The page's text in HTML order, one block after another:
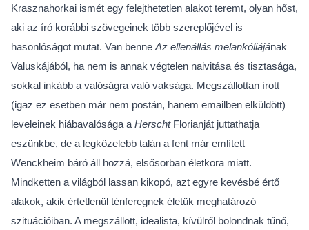
Krasznahorkai ismét egy felejthetetlen alakot teremt, olyan hőst,
aki az író korábbi szövegeinek több szereplőjével is
hasonlóságot mutat. Van benne Az ellenállás melankóliájának
Valuskájából, ha nem is annak végtelen naivitása és tisztasága,
sokkal inkább a valóságra való vaksága. Megszállottan írott
(igaz ez esetben már nem postán, hanem emailben elküldött)
leveleinek hiábavalósága a Herscht Florianját juttathatja
eszünkbe, de a legközelebb talán a fent már említett
Wenckheim báró áll hozzá, elsősorban életkora miatt.
Mindketten a világból lassan kikopó, azt egyre kevésbé értő
alakok, akik értetlenül ténferegnek életük meghatározó
szituációiban. A megszállott, idealista, kívülről bolondnak tűnő,